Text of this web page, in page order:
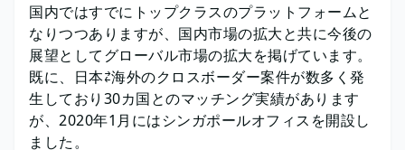
国内ではすでにトップクラスのプラットフォームと
なりつつありますが、国内市場の拡大と共に今後の
展望としてグローバル市場の拡大を掲げています。
既に、日本⇄海外のクロスボーダー案件が数多く発
生しており30カ国とのマッチング実績があります
が、2020年1月にはシンガポールオフィスを開設し
ました。